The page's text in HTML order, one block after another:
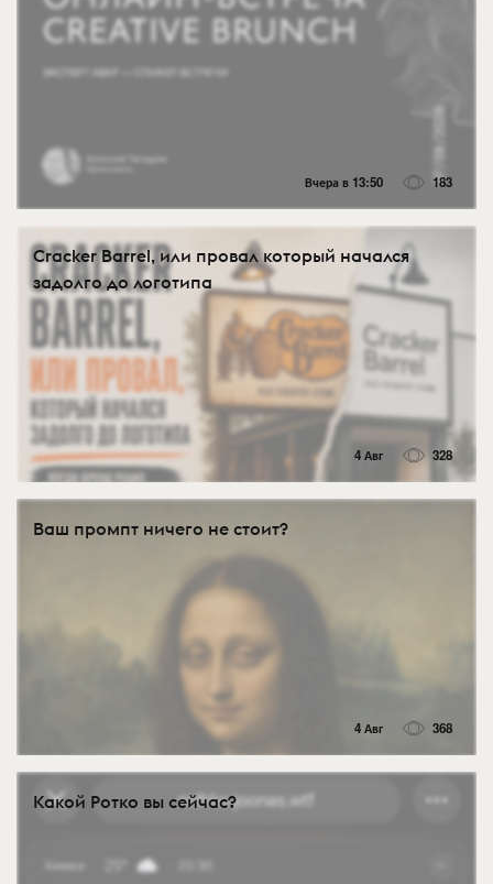
Вчера в 13:50 183
Cracker Barrel, или провал который начался
задолго до логотипа
4 Авг 328
Ваш промпт ничего не стоит?
4 Авг 368
Какой Ротко вы сейчас?